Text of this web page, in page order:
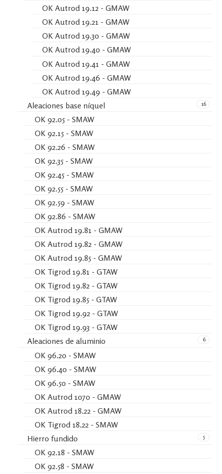
OK Autrod 19.12 - GMAW
OK Autrod 19.21 - GMAW
OK Autrod 19.30 - GMAW
OK Autrod 19.40 - GMAW
OK Autrod 19.41 - GMAW
OK Autrod 19.46 - GMAW
OK Autrod 19.49 - GMAW
16
Aleaciones base níquel
OK 92.05 - SMAW
OK 92.15 - SMAW
OK 92.26 - SMAW
OK 92.35 - SMAW
OK 92.45 - SMAW
OK 92.55 - SMAW
OK 92.59 - SMAW
OK 92.86 - SMAW
OK Autrod 19.81 - GMAW
OK Autrod 19.82 - GMAW
OK Autrod 19.85 - GMAW
OK Tigrod 19.81 - GTAW
OK Tigrod 19.82 - GTAW
OK Tigrod 19.85 - GTAW
OK Tigrod 19.92 - GTAW
OK Tigrod 19.93 - GTAW
6
Aleaciones de aluminio
OK 96.20 - SMAW
OK 96.40 - SMAW
OK 96.50 - SMAW
OK Autrod 1070 - GMAW
OK Autrod 18.22 - GMAW
OK Tigrod 18.22 - SMAW
5
Hierro fundido
OK 92.18 - SMAW
OK 92.58 - SMAW